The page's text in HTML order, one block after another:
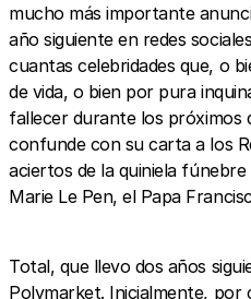
mucho más importante
año siguiente en redes
cuantas celebridades que, o
de vida, o bien por pura
fallecer durante los próximos
confunde con su carta a los
aciertos de la quiniela
Marie Le Pen, el Papa
Total, que llevo dos años
Polymarket. Inicialmente, por